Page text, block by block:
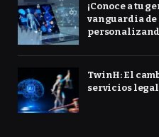
¡Conoce a tu
vanguardia de
TwinH: El
servicios